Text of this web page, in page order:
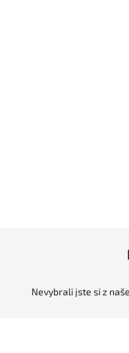
Nevybrali jste si z